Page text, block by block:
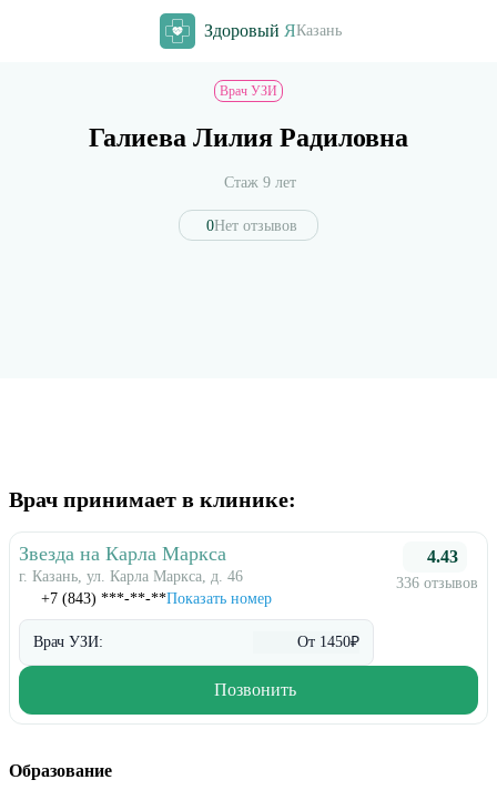
Здоровый ЯКазань
Врач УЗИ
Галиева Лилия Радиловна
Стаж 9 лет
0Нет отзывов
Врач принимает в клинике:
Звезда на Карла Маркса
г. Казань, ул. Карла Маркса, д. 46
+7 (843) ***-**-**Показать номер
4.43
336 отзывов
Врач УЗИ: От 1450₽
Позвонить
Образование